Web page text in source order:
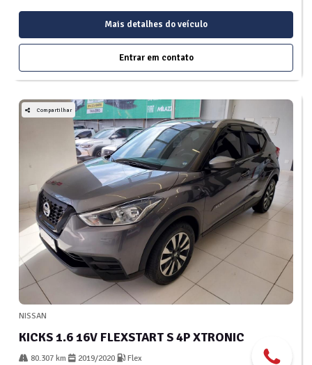
Mais detalhes do veículo
Entrar em contato
Compartilhar
NISSAN
KICKS 1.6 16V FLEXSTART S 4P XTRONIC
80.307 km 2019/2020
Flex